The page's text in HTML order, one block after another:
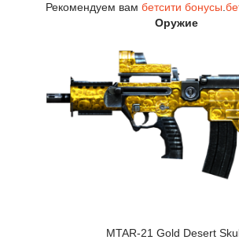
Рекомендуем вам бетсити бонусы
Оружие
MTAR-21 Gold Desert